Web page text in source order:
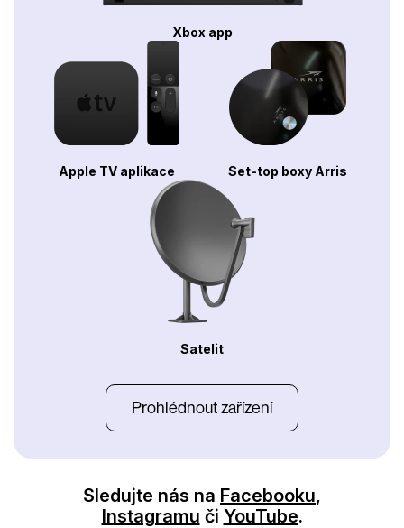
Xbox app
Apple TV aplikace Set-top boxy Arris
Satelit
Prohlédnout zařízení
Sledujte nás na Facebooku,
Instagramu či YouTube.